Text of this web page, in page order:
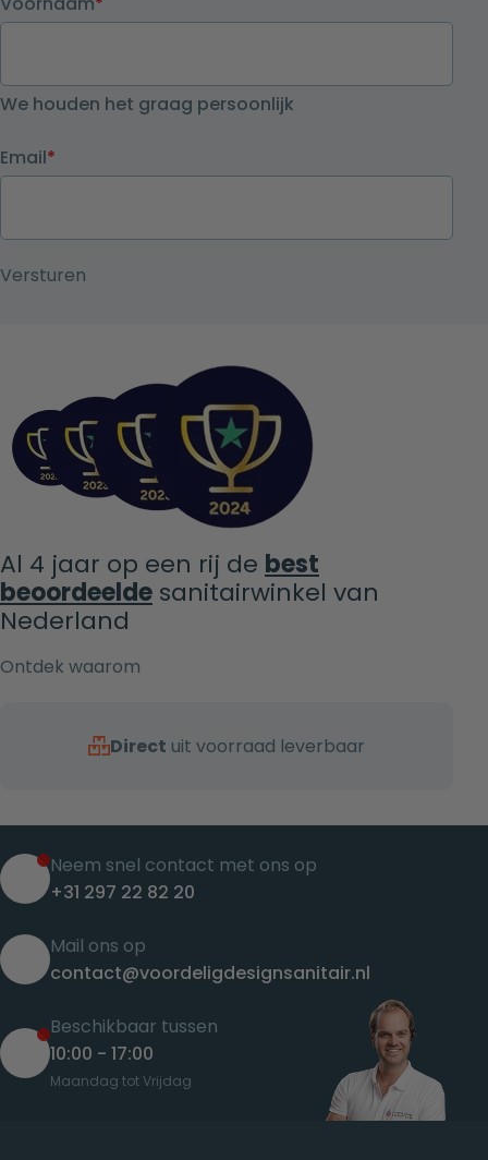
We houden het graag persoonlijk
Email*
Al 4 jaar op een rij de best
beoordeelde sanitairwinkel van
Nederland
Ontdek waarom
Direct uit voorraad leverbaar
Neem snel contact met ons op
+31 297 22 82 20
Mail ons op
contact@voordeligdesignsanitair.nl
Beschikbaar tussen
10:00 - 17:00
Maandag tot Vrijdag